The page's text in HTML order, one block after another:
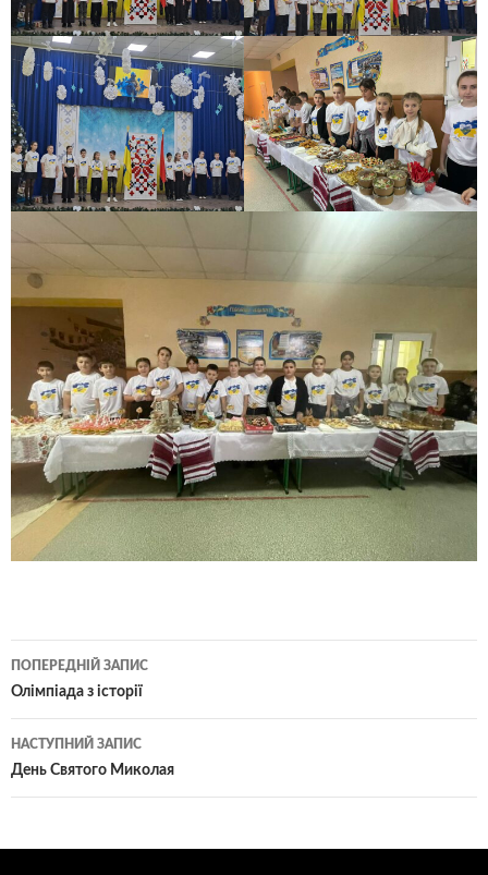
Навігація
по
записам
ПОПЕРЕДНІЙ ЗАПИС
Олімпіада з історії
НАСТУПНИЙ ЗАПИС
День Святого Миколая